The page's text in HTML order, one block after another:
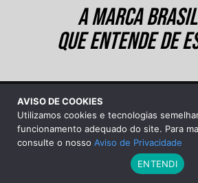
A MARCA
QUE ENTENDE DE
©2026 Kanxa Industrial
Sobre a Kanxa | Aviso de
AVISO DE COOKIES
Utilizamos cookies e tecnologias
funcionamento adequado do site. Para
consulte o nosso Aviso de Privacidade
ENTENDI